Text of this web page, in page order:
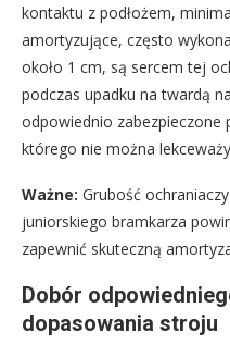
kontaktu z podłożem,
amortyzujące, często
około 1 cm, są sercem tej
podczas upadku na twardą
odpowiednio zabezpieczone
którego nie można
Ważne: Grubość
juniorskiego bramkarza
zapewnić skuteczną
Dobór
dopasowania stroju